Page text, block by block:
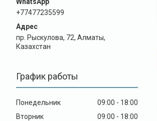
+77477235599
пр. Рыскулова, 72, Алматы,
Казахстан
График работы
Понедельник 09:00
18:00
Вторник
09:00
18:00